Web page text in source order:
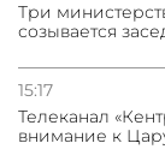
Три
созывается
15:17
Телеканал
внимание к
31.07.2026
31.07.2026